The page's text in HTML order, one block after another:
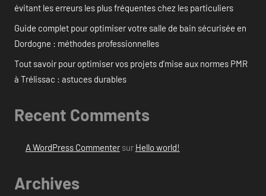
évitant les erreurs les plus fréquentes chez les particuliers
Guide complet pour optimiser votre salle de bain sécurisée en
Dordogne : méthodes professionnelles
Tout savoir pour optimiser vos projets d’mise aux normes PMR
à Trélissac : astuces durables
Recent Comments
A WordPress Commentersur Hello world!
Archives